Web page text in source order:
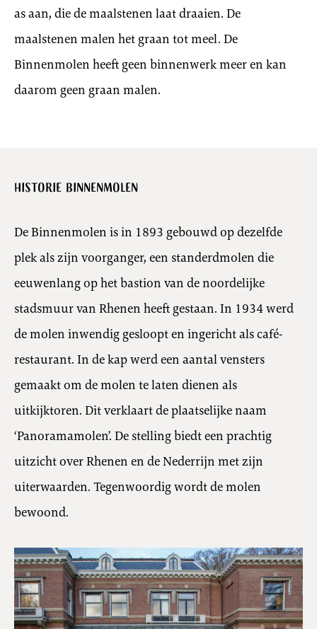
as aan, die de maalstenen laat draaien. De
maalstenen malen het graan tot meel. De
Binnenmolen heeft geen binnenwerk meer en kan
daarom geen graan malen.
Historie Binnenmolen
De Binnenmolen is in 1893 gebouwd op dezelfde
plek als zijn voorganger, een standerdmolen die
eeuwenlang op het bastion van de noordelijke
stadsmuur van Rhenen heeft gestaan. In 1934 werd
de molen inwendig gesloopt en ingericht als café-
restaurant. In de kap werd een aantal vensters
gemaakt om de molen te laten dienen als
uitkijktoren. Dit verklaart de plaatselijke naam
‘Panoramamolen’. De stelling biedt een prachtig
uitzicht over Rhenen en de Nederrijn met zijn
uiterwaarden. Tegenwoordig wordt de molen
bewoond.